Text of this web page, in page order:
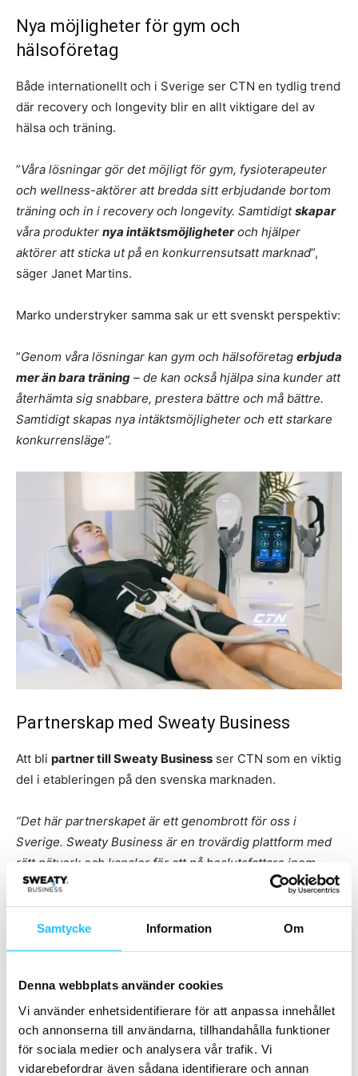
Samtycke Information Om
Denna webbplats använder cookies
Vi använder enhetsidentifierare för att anpassa innehållet
och annonserna till användarna, tillhandahålla funktioner
för sociala medier och analysera vår trafik. Vi
vidarebefordrar även sådana identifierare och annan
Nya möjligheter för gym och
hälsoföretag
Både internationellt och i Sverige ser CTN en tydlig trend
där recovery och longevity blir en allt viktigare del av
hälsa och träning.
”Våra lösningar gör det möjligt för gym, fysioterapeuter
och wellness-aktörer att bredda sitt erbjudande bortom
träning och in i recovery och longevity. Samtidigtskapar
våra produkter nya intäktsmöjligheteroch hjälper
aktörer att sticka ut på en konkurrensutsatt marknad”,
säger Janet Martins.
Marko understryker samma sak ur ett svenskt perspektiv:
”Genom våra lösningar kan gym och hälsoföretag erbjuda
mer än bara träning – de kan också hjälpa sina kunder att
återhämta sig snabbare, prestera bättre och må bättre.
Samtidigt skapas nya intäktsmöjligheter och ett starkare
konkurrensläge”.
Partnerskap med Sweaty Business
Att bli partner till Sweaty Business ser CTN som en viktig
del i etableringen på den svenska marknaden.
”Det här partnerskapet är ett genombrott för oss i
Sverige. Sweaty Business är en trovärdig plattform med
rätt nätverk och kanaler för att nå beslutsfattare inom
hälso- och träningsbranschen
”, säger Janet Martins.
”Sweaty Business är en pålitlig plattform med rätt nätverk
och kanaler för att nå de viktigaste aktörerna inom hälso-
för oss i Sverige”, tillägger Marko Fjällstedt, Country
Manager Sweden på CTN.
Mer information: